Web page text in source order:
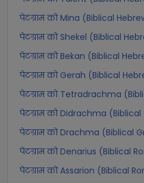
पेटग्राम को Mina (Biblical
पेटग्राम को Shekel (Biblical
पेटग्राम को Bekan (Biblical
पेटग्राम को Gerah (Biblical
पेटग्राम को Tetradrachma
पेटग्राम को Didrachma
पेटग्राम को Drachma (Biblical
पेटग्राम को Denarius (Biblical
पेटग्राम को Assarion (Biblical